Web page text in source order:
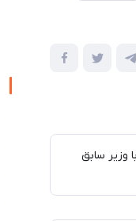
4 تهران با وزیر سابق